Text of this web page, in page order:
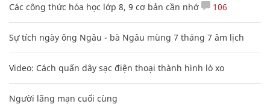
Các công thức hóa học lớp 8, 9 cơ bản cần nhớ 106
Sự tích ngày ông Ngâu - bà Ngâu mùng 7 tháng 7 âm lịch
Video: Cách quấn dây sạc điện thoại thành hình lò xo
Người lãng mạn cuối cùng